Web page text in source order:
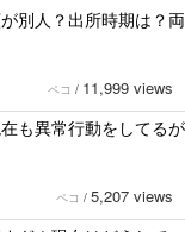
別人？出所時期は？両
ペコ / 11,999 views
も異常行動をしてるが
ペコ / 5,207 views